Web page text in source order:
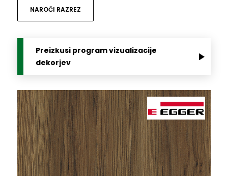
NAROČI RAZREZ
Preizkusi program vizualizacije
dekorjev